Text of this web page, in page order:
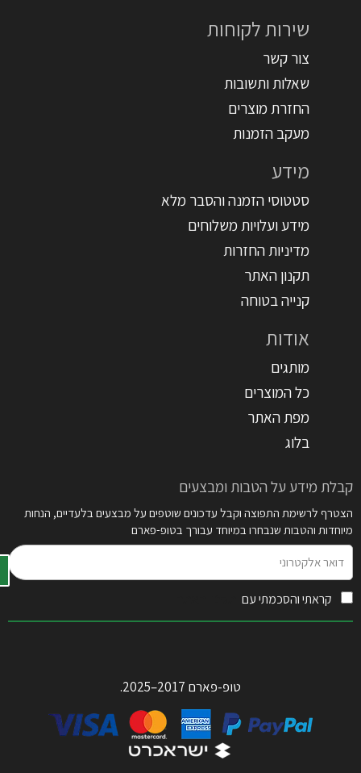
שירות לקוחות
צור קשר
שאלות ותשובות
החזרת מוצרים
מעקב הזמנות
מידע
סטטוסי הזמנה והסבר מלא
מידע ועלויות משלוחים
מדיניות החזרות
תקנון האתר
קנייה בטוחה
אודות
מותגים
כל המוצרים
מפת האתר
בלוג
קבלת מידע על הטבות ומבצעים
הצטרף לרשימת התפוצה וקבל עדכונים שוטפים על מבצעים בלעדיים, הנחות
מיוחדות והטבות שנבחרו במיוחד עבורך בטופ-פארם
אלקטרוני
קראתי והסכמתי עם
טופ-פארם 2017–2025.